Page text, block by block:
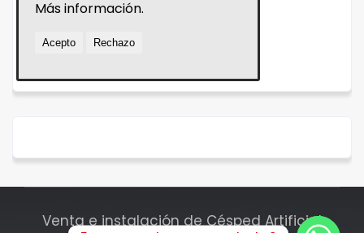
Política de cookies
Política de Privacidad
Venta e instalación de Césped Artificial
Más información.
Acepto Rechazo